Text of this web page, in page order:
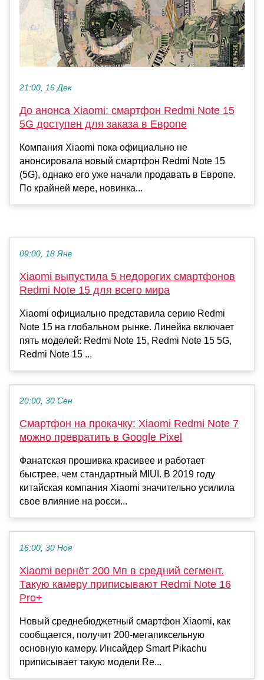
21:00, 16 Дек
До анонса Xiaomi: смартфон Redmi Note 15
5G доступен для заказа в Европе
Компания Xiaomi пока официально не
анонсировала новый смартфон Redmi Note 15
(5G), однако его уже начали продавать в Европе.
По крайней мере, новинка...
09:00, 18 Янв
Xiaomi выпустила 5 недорогих смартфонов
Redmi Note 15 для всего мира
Xiaomi официально представила серию Redmi
Note 15 на глобальном рынке. Линейка включает
пять моделей: Redmi Note 15, Redmi Note 15 5G,
Redmi Note 15 ...
20:00, 30 Сен
Смартфон на прокачку: Xiaomi Redmi Note 7
можно превратить в Google Pixel
Фанатская прошивка красивее и работает
быстрее, чем стандартный MIUI. В 2019 году
китайская компания Xiaomi значительно усилила
свое влияние на росси...
16:00, 30 Ноя
Xiaomi вернёт 200 Мп в средний сегмент.
Такую камеру приписывают Redmi Note 16
Pro+
Новый среднебюджетный смартфон Xiaomi, как
сообщается, получит 200-мегапиксельную
основную камеру. Инсайдер Smart Pikachu
приписывает такую модели Re...